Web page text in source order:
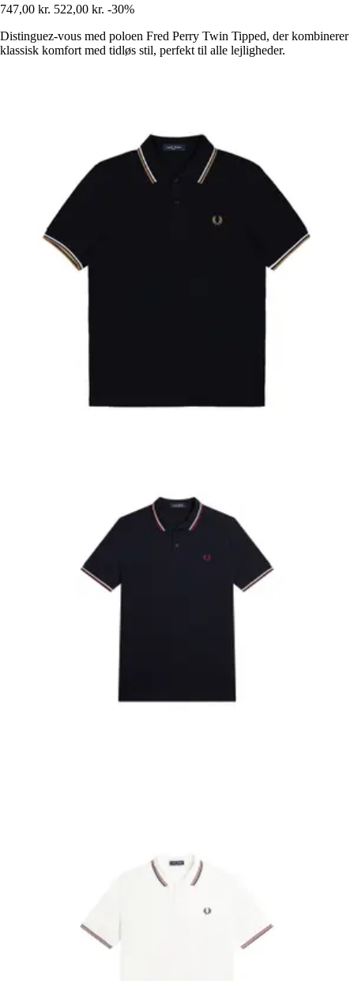
747,00 kr. 522,00 kr. -30%
Distinguez-vous med poloen Fred Perry Twin Tipped, der kombinerer
klassisk komfort med tidløs stil, perfekt til alle lejligheder.